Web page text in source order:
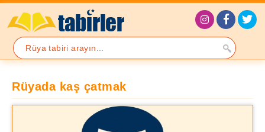
Rüyada kaş çatmak